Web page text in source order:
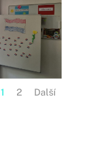
1 2 Další